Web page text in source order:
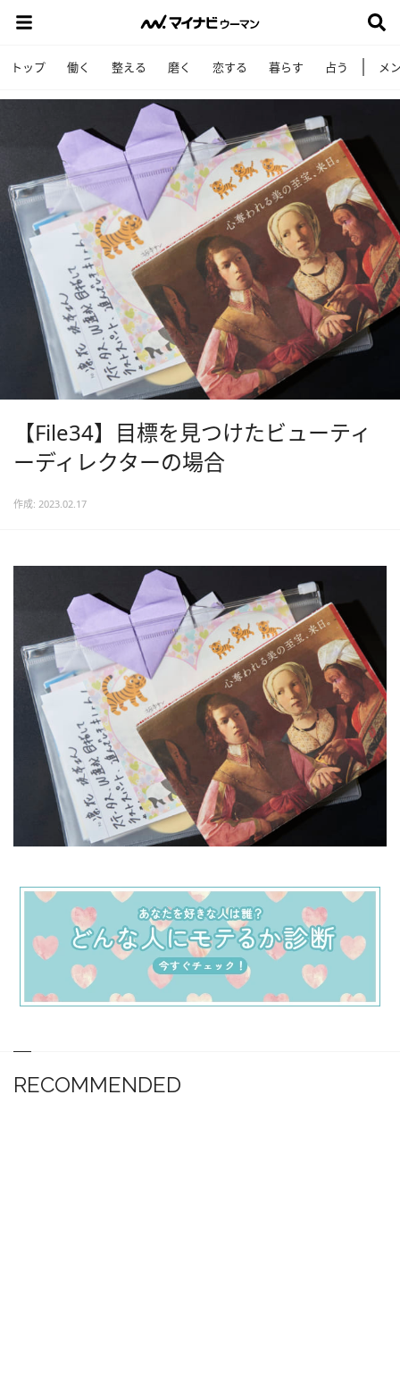
トップ 働く 整える 磨く 恋する 暮らす 占う メ
【File34】目標を見つけたビューティ
ーディレクターの場合
作成: 2023.02.17
RECOMMENDED